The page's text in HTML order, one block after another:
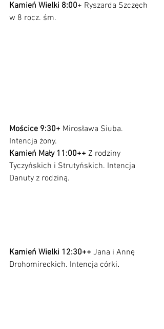
Kamień Wielki 8:00+ Ryszarda Szczęch
w 8 rocz. śm.
Mościce 9:30+ Mirosława Siuba.
Intencja żony.
Kamień Mały 11:00++ Z rodziny
Tyczyńskich i Strutyńskich. Intencja
Danuty z rodziną.
Kamień Wielki 12:30++ Jana i Annę
Drohomireckich. Intencja córki.